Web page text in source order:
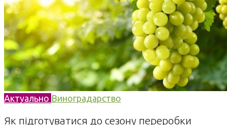
Актуально Виноградарство
Як підготуватися до сезону переробки